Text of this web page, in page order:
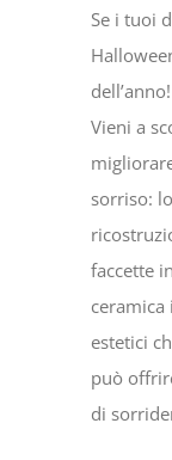
Se i tuoi
dell’anno!
Vieni a
sorriso:
faccette
estetici
può
di